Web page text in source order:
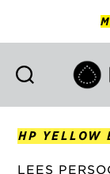
HP YELLOW
LEES